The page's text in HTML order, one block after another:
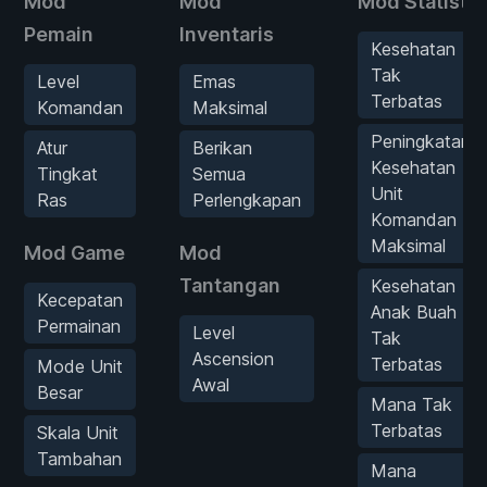
Pemain
Level
Komandan
Atur
Tingkat
Ras
Mod Game
Kecepatan
Permainan
Mode Unit
Besar
Skala Unit
Tambahan
Inventaris
Emas
Maksimal
Berikan
Semua
Perlengkapan
Mod
Tantangan
Level
Ascension
Awal
Kesehatan
Tak
Terbatas
Peningkatan
Kesehatan
Unit
Komandan
Maksimal
Kesehatan
Anak Buah
Tak
Terbatas
Mana Tak
Terbatas
Mana